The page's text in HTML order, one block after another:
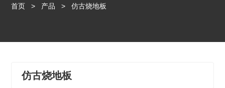
首页 > 产品 > 仿古烧地板
仿古烧地板